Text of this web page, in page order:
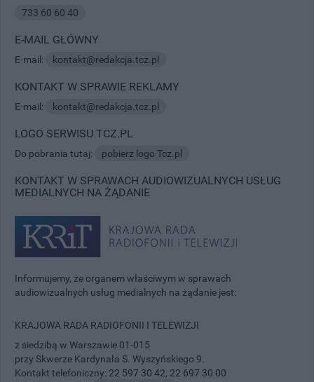
733 60 60 40
E-MAIL GŁÓWNY
E-mail: kontakt@redakcja.tcz.pl
KONTAKT W SPRAWIE REKLAMY
E-mail: kontakt@redakcja.tcz.pl
LOGO SERWISU TCZ.PL
Do pobrania tutaj: pobierz logo Tcz.pl
KONTAKT W SPRAWACH AUDIOWIZUALNYCH USŁUG
MEDIALNYCH NA ŻĄDANIE
Informujemy, że organem właściwym w sprawach
audiowizualnych usług medialnych na żądanie jest:
KRAJOWA RADA RADIOFONII I TELEWIZJI
z siedzibą w Warszawie 01-015
przy Skwerze Kardynała S. Wyszyńskiego 9.
Kontakt telefoniczny: 22 597 30 42, 22 697 30 00